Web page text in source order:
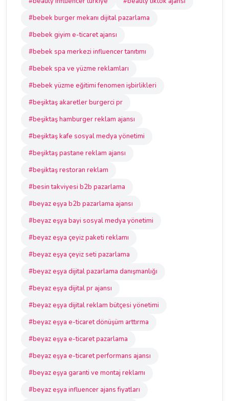
#bebek burger mekanı dijital pazarlama
#bebek giyim e-ticaret ajansı
#bebek spa merkezi influencer tanıtımı
#bebek spa ve yüzme reklamları
#bebek yüzme eğitimi fenomen işbirlikleri
#beşiktaş akaretler burgerci pr
#beşiktaş hamburger reklam ajansı
#beşiktaş kafe sosyal medya yönetimi
#beşiktaş pastane reklam ajansı
#beşiktaş restoran reklam
#besin takviyesi b2b pazarlama
#beyaz eşya b2b pazarlama ajansı
#beyaz eşya bayi sosyal medya yönetimi
#beyaz eşya çeyiz paketi reklamı
#beyaz eşya çeyiz seti pazarlama
#beyaz eşya dijital pazarlama danışmanlığı
#beyaz eşya dijital pr ajansı
#beyaz eşya dijital reklam bütçesi yönetimi
#beyaz eşya e-ticaret dönüşüm arttırma
#beyaz eşya e-ticaret pazarlama
#beyaz eşya e-ticaret performans ajansı
#beyaz eşya garanti ve montaj reklamı
#beyaz eşya influencer ajans fiyatları